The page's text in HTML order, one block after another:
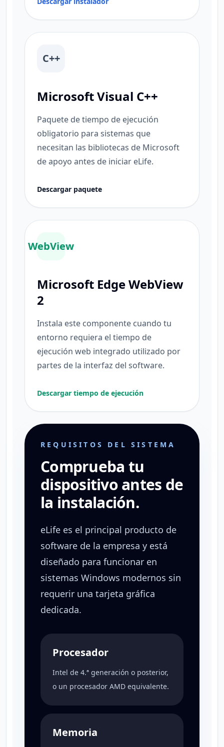
C++
Microsoft Visual C++
Paquete de tiempo de ejecución
obligatorio para sistemas que
necesitan las bibliotecas de Microsoft
de apoyo antes de iniciar eLife.
Descargar paquete
WebView
Microsoft Edge WebView
2
Instala este componente cuando tu
entorno requiera el tiempo de
ejecución web integrado utilizado por
partes de la interfaz del software.
Descargar tiempo de ejecución
REQUISITOS DEL SISTEMA
Comprueba tu
dispositivo antes de
la instalación.
eLife es el principal producto de
software de la empresa y está
diseñado para funcionar en
sistemas Windows modernos sin
requerir una tarjeta gráfica
dedicada.
Procesador
Intel de 4.ª generación o posterior,
o un procesador AMD equivalente.
Memoria